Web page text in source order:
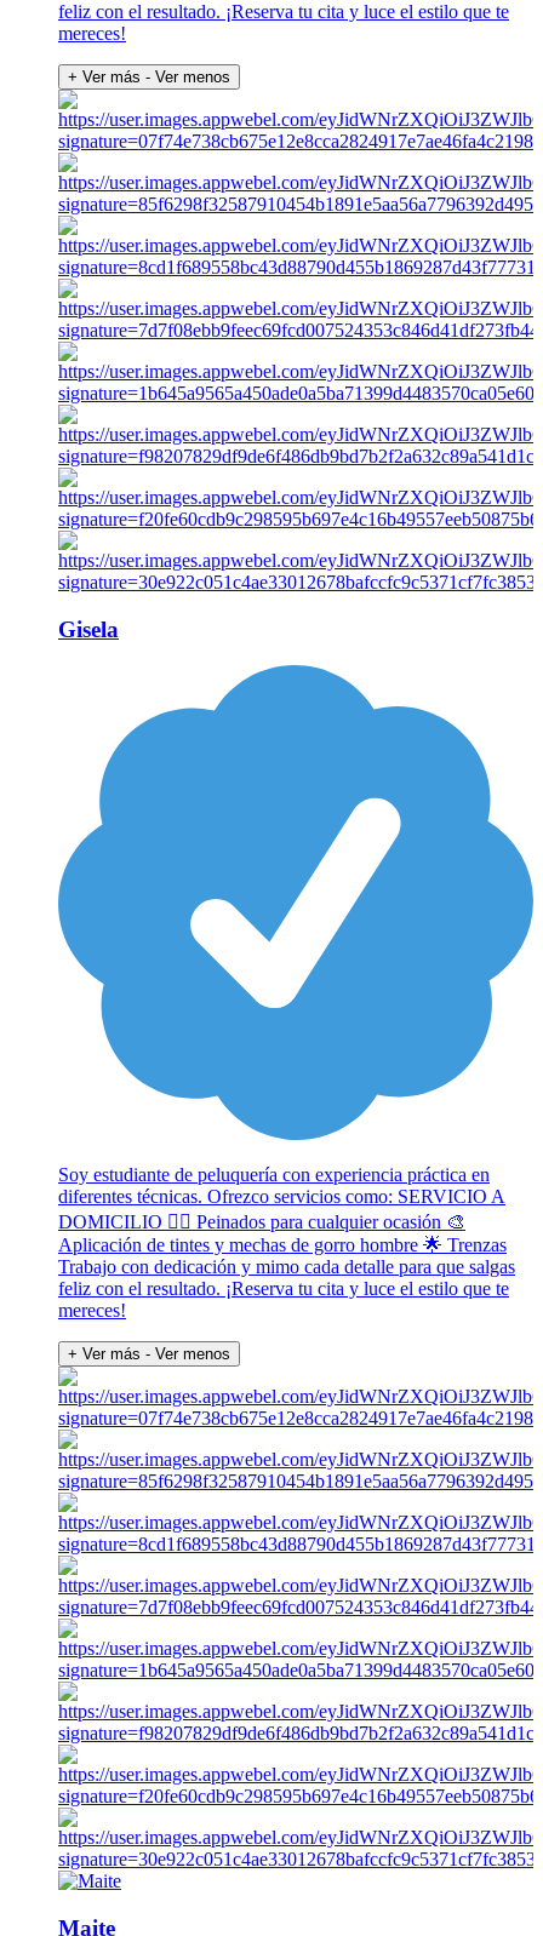
feliz con el resultado. ¡Reserva tu cita y luce el estilo que te
mereces!
+ Ver más - Ver menos
Gisela
Soy estudiante de peluquería con experiencia práctica en
diferentes técnicas. Ofrezco servicios como: SERVICIO A
DOMICILIO 💇‍♀️ Peinados para cualquier ocasión 🎨
Aplicación de tintes y mechas de gorro hombre 🌟 Trenzas
Trabajo con dedicación y mimo cada detalle para que salgas
feliz con el resultado. ¡Reserva tu cita y luce el estilo que te
mereces!
+ Ver más - Ver menos
Maite